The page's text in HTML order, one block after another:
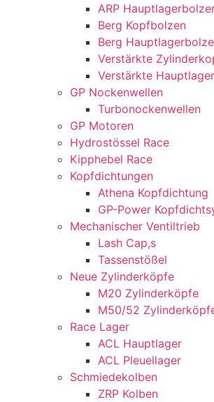
ARP
Berg Kopfbolzen
Berg
Verstärkte
Verstärkte
GP Nockenwellen
Turbonockenwellen
GP Motoren
Hydrostössel Race
Kipphebel Race
Kopfdichtungen
Athena Kopfdichtung
GP-Power
Mechanischer Ventiltrieb
Lash Cap,s
Tassenstößel
Neue Zylinderköpfe
M20 Zylinderköpfe
M50/52
Race Lager
ACL Hauptlager
ACL Pleuellager
Schmiedekolben
ZRP Kolben